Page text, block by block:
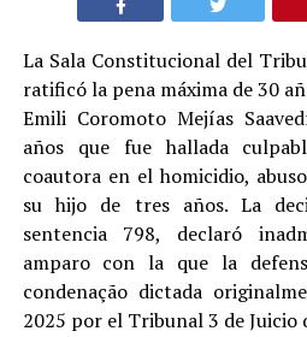
La Sala Constitucional del
ratificó la pena máxima de 30
Emili Coromoto Mejías
años que fue hallada
coautora en el homicidio,
su hijo de tres años. La
sentencia 798, declaró
amparo con la que la
condenação dictada
2025 por el Tribunal 3 de Juicio